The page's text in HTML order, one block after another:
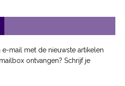
mail met de nieuwste artikelen
ontvangen? Schrijf je